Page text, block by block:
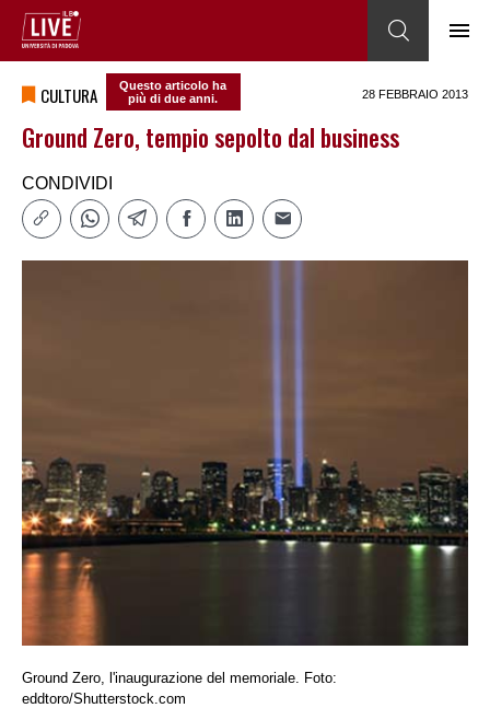
CULTURA
Questo articolo ha
più di due anni.
28 FEBBRAIO 2013
Ground Zero, tempio sepolto dal business
CONDIVIDI
Ground Zero, l'inaugurazione del memoriale. Foto:
eddtoro/Shutterstock.com